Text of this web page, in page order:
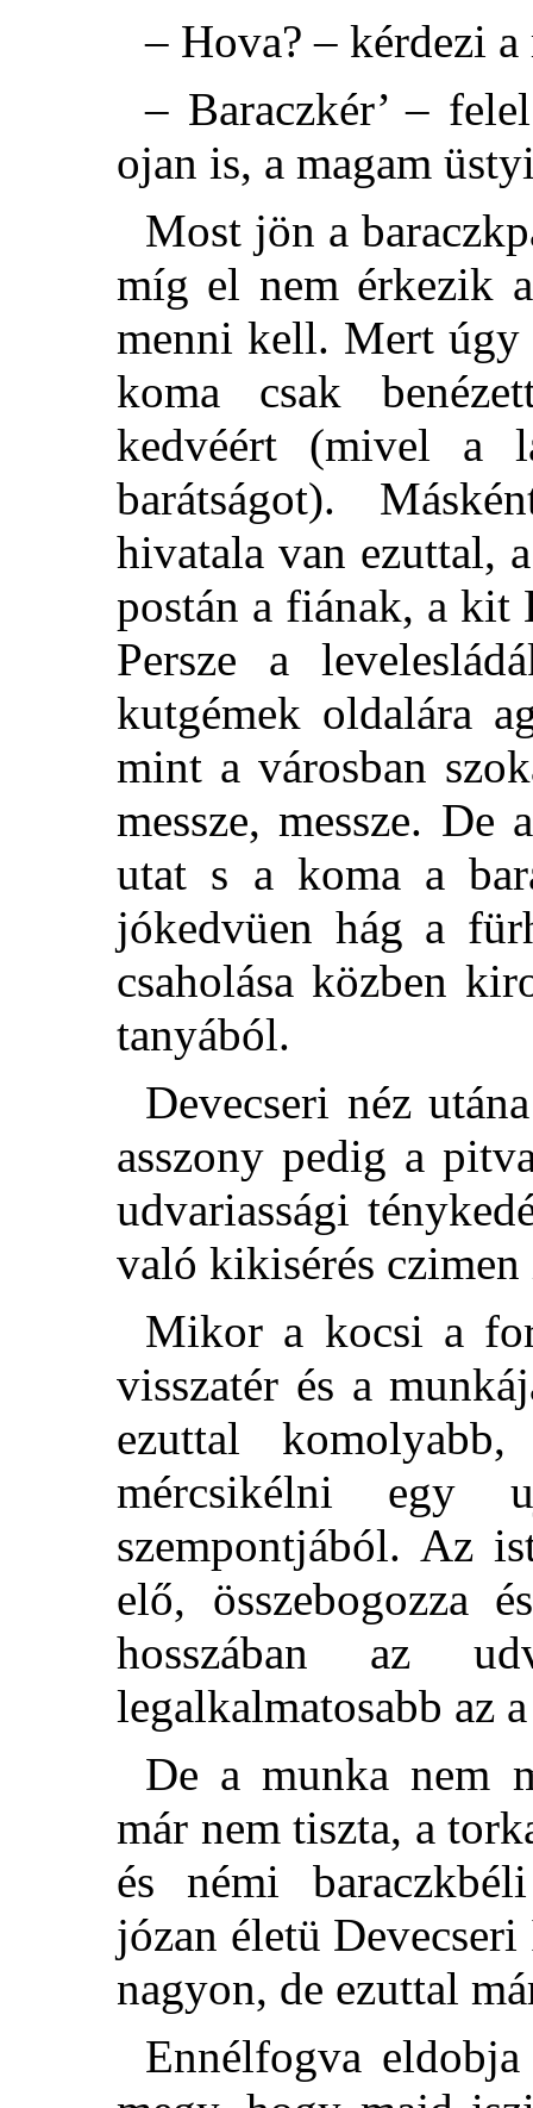
– Hova? – kérdezi a
– Baraczkér’ –
ojan is, a magam
Most jön a
míg el nem érkezik
menni kell. Mert
koma csak
kedvéért (mivel a
barátságot).
hivatala van ezuttal,
postán a fiának, a kit
Persze a
kutgémek oldalára
mint a városban
messze, messze. De
utat s a koma a
jókedvüen hág a
csaholása közben
tanyából.
Devecseri néz
asszony pedig a
udvariassági
való kikisérés
Mikor a kocsi a
visszatér és a
ezuttal
mércsikélni egy
szempontjából. Az
elő, összebogozza
hosszában az
legalkalmatosabb az
De a munka nem
már nem tiszta, a
és némi
józan életü
nagyon, de ezuttal
Ennélfogva